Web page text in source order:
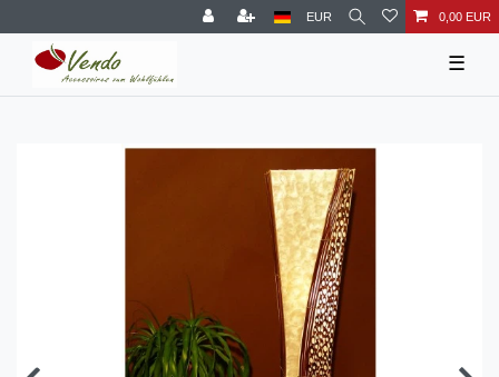
EUR 0,00 EUR
☰